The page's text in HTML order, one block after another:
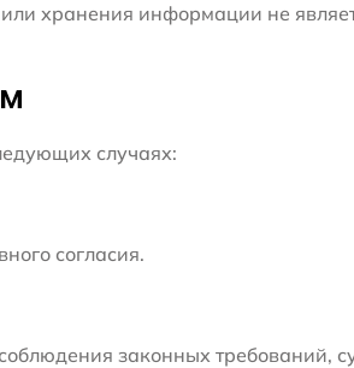
хранения информации не
случаях:
согласия.
законных требований,